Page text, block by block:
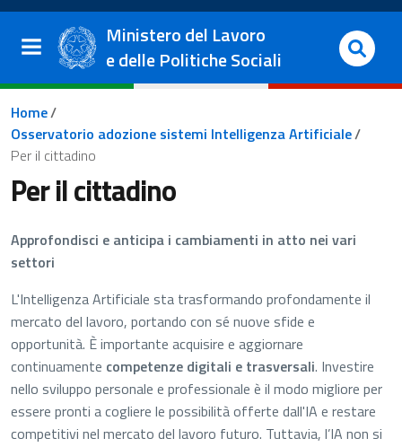
Salta al contenuto principale
Vai al footer
Ministero del Lavoro
e delle Politiche Sociali
Briciole di pane
Home/
Osservatorio adozione sistemi Intelligenza Artificiale/
Per il cittadino
Per il cittadino
Approfondisci e anticipa i cambiamenti in atto nei vari
settori
L'Intelligenza Artificiale sta trasformando profondamente il
mercato del lavoro, portando con sé nuove sfide e
opportunità. È importante acquisire e aggiornare
continuamente competenze digitali e trasversali. Investire
nello sviluppo personale e professionale è il modo migliore per
essere pronti a cogliere le possibilità offerte dall'IA e restare
competitivi nel mercato del lavoro futuro. Tuttavia, l’IA non si